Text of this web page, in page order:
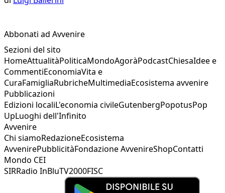
Abbonati ad Avvenire
Sezioni del sito
HomeAttualitàPoliticaMondoAgoràPodcastChiesaIdee e
CommentiEconomiaVita e
CuraFamigliaRubricheMultimediaEcosistema avvenire
Pubblicazioni
Edizioni localiL'economia civileGutenbergPopotusPop
UpLuoghi dell'Infinito
Avvenire
Chi siamoRedazioneEcosistema
AvvenirePubblicitàFondazione AvvenireShopContatti
Mondo CEI
SIRRadio InBluTV2000FISC